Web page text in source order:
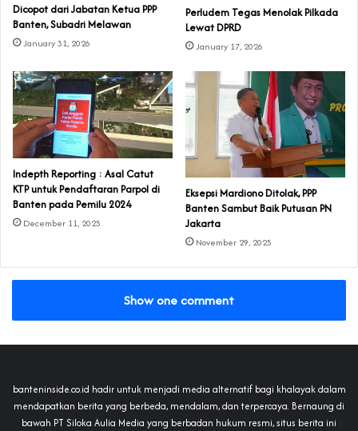
Dicopot dari Jabatan Ketua PPP
Banten, Subadri Melawan
January 31, 2026
Perludem Tegas Menolak Pilkada
Lewat DPRD
January 17, 2026
Indepth Reporting : Asal Catut
KTP untuk Pendaftaran Parpol di
Banten pada Pemilu 2024
December 11, 2025
Eksepsi Mardiono Ditolak, PPP
Banten Sambut Baik Putusan PN
Jakarta
November 29, 2025
Show one comment
banteninside.co.id hadir untuk menjadi media alternatif bagi khalayak dalam
mendapatkan berita yang berbeda, mendalam, dan terpercaya. Bernaung di
bawah PT Siloka Aulia Media yang berbadan hukum resmi, situs berita ini